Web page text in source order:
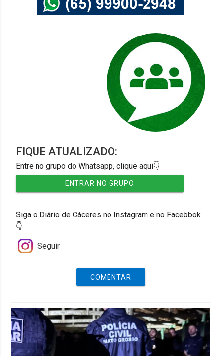
FIQUE ATUALIZADO:
Entre no grupo do Whatsapp, clique aqui👇
ENTRAR NO GRUPO
Siga o Diário de Cáceres no Instagram e no Facebbok
👇
Seguir
COMENTAR